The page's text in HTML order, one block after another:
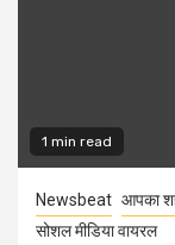
1 min read
Newsbeat आपका
सोशल मीडिया वायरल